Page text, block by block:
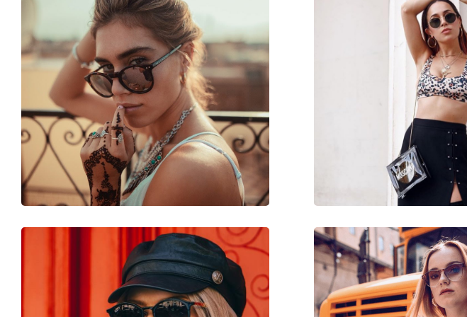
Forma montatura:
Colore montatura:
Rosso
Materiale montatura:
Metallo/Plastica
Taglia:
M
Larghezza montatura:
135 mm
Lunghezza asta (Asta):
140 mm
Ponte:
22 mm
Peso:
150 g
Naselli regolabili:
Sì
Panno per pulizia:
Sì